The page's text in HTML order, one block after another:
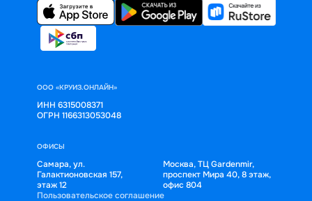
ООО «КРУИЗ.ОНЛАЙН»
ИНН 6315008371
ОГРН 1166313053048
ОФИСЫ
Самара, ул.
Галактионовская 157,
этаж 12
Москва, ТЦ Gardenmir,
проспект Мира 40, 8 этаж,
офис 804
Пользовательское соглашение